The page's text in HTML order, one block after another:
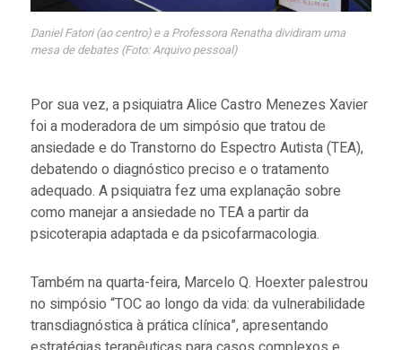
Daniel Fatori (ao centro) e a Professora Renatha dividiram uma
mesa de debates (Foto: Arquivo pessoal)
Por sua vez, a psiquiatra Alice Castro Menezes Xavier
foi a moderadora de um simpósio que tratou de
ansiedade e do Transtorno do Espectro Autista (TEA),
debatendo o diagnóstico preciso e o tratamento
adequado. A psiquiatra fez uma explanação sobre
como manejar a ansiedade no TEA a partir da
psicoterapia adaptada e da psicofarmacologia.
Também na quarta-feira, Marcelo Q. Hoexter palestrou
no simpósio “TOC ao longo da vida: da vulnerabilidade
transdiagnóstica à prática clínica”, apresentando